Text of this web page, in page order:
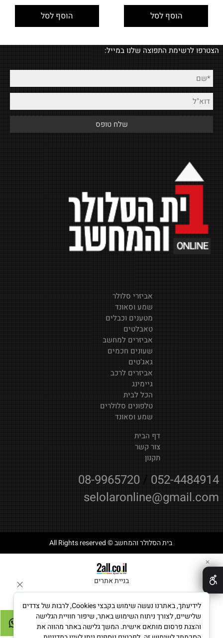
הוסף לסל הוסף לסל
הצטרפו לרשימת התפוצה שלנו במייל:
אביזרי סלולר
שמע וסאונד
מטענים וכבלים
טאבלטים
אביזרים למחשב
שעונים חכמים
גאג’טים
אביזרים לרכב
גיימינג
הכל לבית
טלפונים סלולרים
שמע וסאונד
דף הבית
צור קשר
תקנון
052-4484914
08-9965720
selolaronline@gmail.com
בית הסלולר והמחשב © All Rights reserved
בניית אתרים
✕
לידיעתך, באתרנו נעשה שימוש בקבצי Cookies, לרבות של צדדים
שלישיים, לצורך ניתוח השימוש באתר, שיפור חוויית הגלישה
והצגת פרסום מותאם אישית. המשך גלישה באתר מהווה את